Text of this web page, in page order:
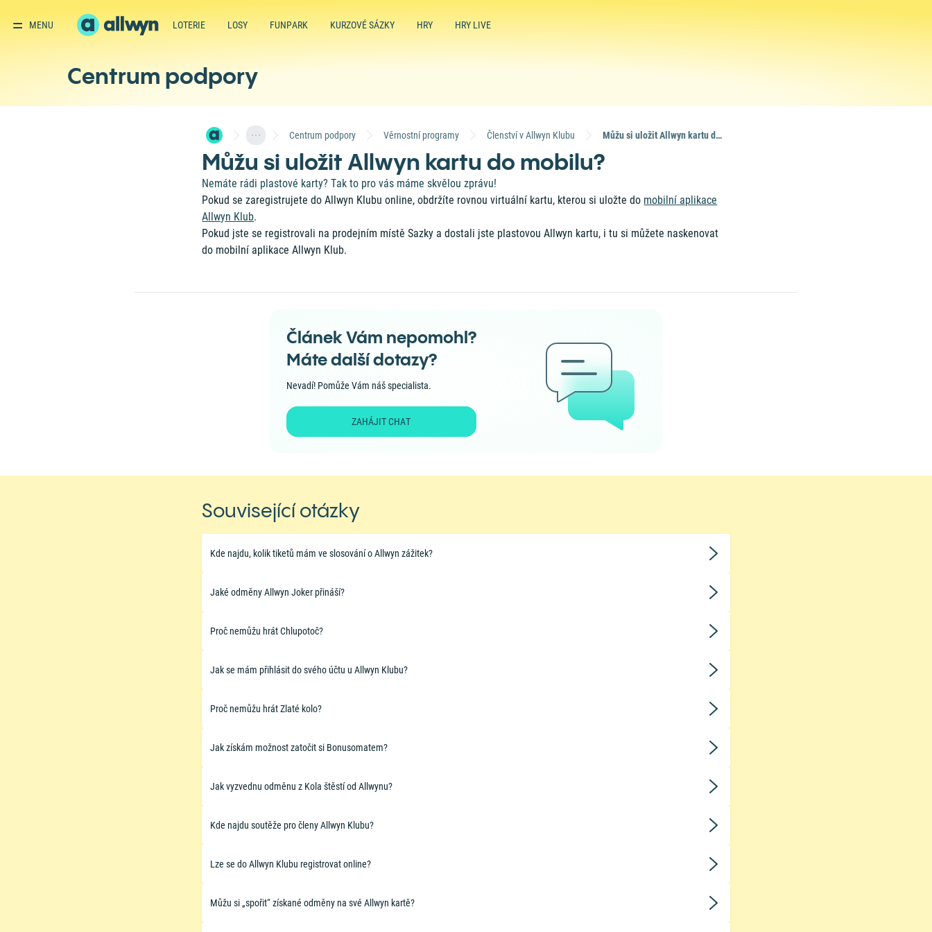
MENU LOTERIE LOSY FUNPARK KURZOVÉ SÁZKY HRY HRY LIVE
Centrum podpory
Centrum podpory Věrnostní programy Členství v Allwyn Klubu Můžu si uložit Allwyn kartu do mobilu?
Můžu si uložit Allwyn kartu do mobilu?
Nemáte rádi plastové karty? Tak to pro vás máme skvělou zprávu!
Pokud se zaregistrujete do Allwyn Klubu online, obdržíte rovnou virtuální kartu, kterou si uložte do mobilní aplikace
Allwyn Klub.
Pokud jste se registrovali na prodejním místě Sazky a dostali jste plastovou Allwyn kartu, i tu si můžete naskenovat
do mobilní aplikace Allwyn Klub.
Článek Vám nepomohl?
Máte další dotazy?
Nevadí! Pomůže Vám náš specialista.
ZAHÁJIT CHAT
Související otázky
Kde najdu, kolik tiketů mám ve slosování o Allwyn zážitek?
Jaké odměny Allwyn Joker přináší?
Proč nemůžu hrát Chlupotoč?
Jak se mám přihlásit do svého účtu u Allwyn Klubu?
Proč nemůžu hrát Zlaté kolo?
Jak získám možnost zatočit si Bonusomatem?
Jak vyzvednu odměnu z Kola štěstí od Allwynu?
Kde najdu soutěže pro členy Allwyn Klubu?
Lze se do Allwyn Klubu registrovat online?
Můžu si „spořit“ získané odměny na své Allwyn kartě?